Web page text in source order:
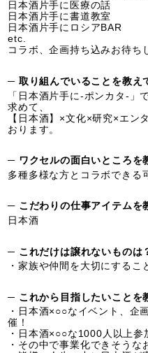
日本酒片手に医療の話
日本酒片手に書道教室
日本酒片手にロシアBAR
etc.
コラボ、企画持ち込みお待ち
─ 取り組んでいることを教え
「日本酒片手に-ポンカタ-」
求めて、
【日本酒】×文化×研究×エン
おります。
─ ワクセルの面白いところを
多種多様な方とコラボできる
─ こだわりの仕事アイテムを
日本酒
─ これだけは譲れないものは
・家族や仲間を大切にするこ
─ これから目指したいことを
・日本酒×○○なイベント、企
催！
・日本酒×○○な1000人以上参
・その中で事業化できそうな